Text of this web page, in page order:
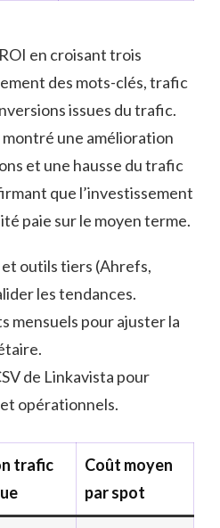
en croisant trois
des mots-clés, trafic
issues du trafic.
montré une amélioration
et une hausse du trafic
que l’investissement
paie sur le moyen terme.
et outils tiers (Ahrefs,
les tendances.
mensuels pour ajuster la
de Linkavista pour
opérationnels.
trafic
Coût moyen
par spot